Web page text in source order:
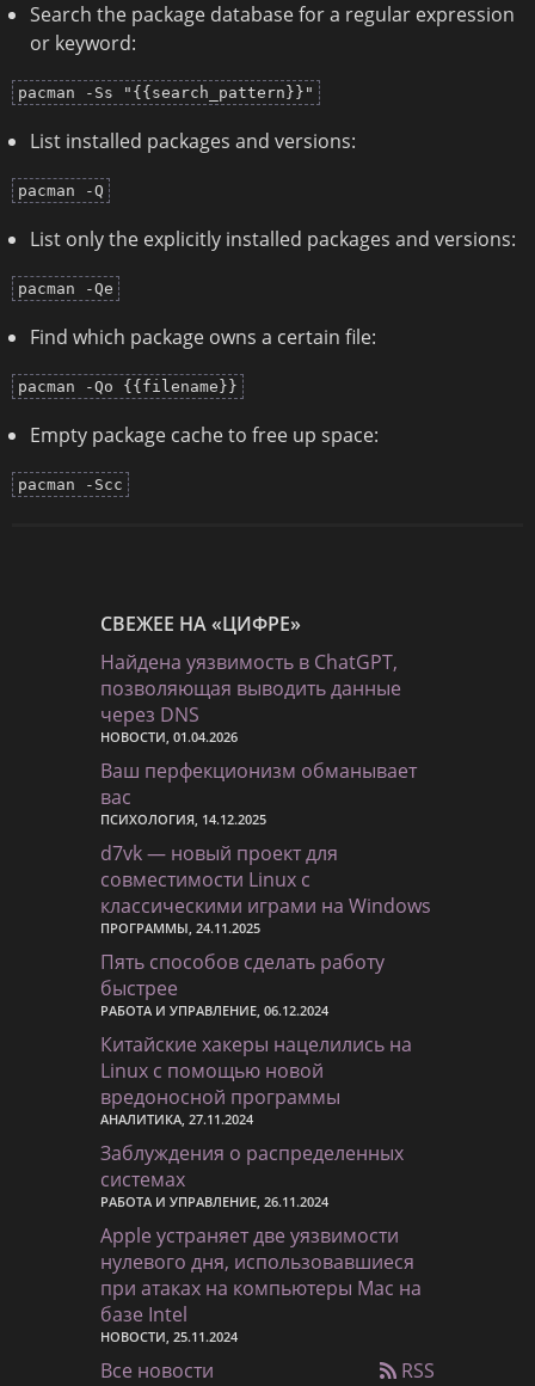
Search the package database for a regular expression
or keyword:
pacman -Ss "{{search_pattern}}"
List installed packages and versions:
pacman -Q
List only the explicitly installed packages and versions:
pacman -Qe
Find which package owns a certain file:
pacman -Qo {{filename}}
Empty package cache to free up space:
pacman -Scc
СВЕЖЕЕ НА «ЦИФРЕ»
Найдена уязвимость в ChatGPT,
позволяющая выводить данные
через DNS
НОВОСТИ, 01.04.2026
Ваш перфекционизм обманывает
вас
ПСИХОЛОГИЯ, 14.12.2025
d7vk — новый проект для
совместимости Linux с
классическими играми на Windows
ПРОГРАММЫ, 24.11.2025
Пять способов сделать работу
быстрее
РАБОТА И УПРАВЛЕНИЕ, 06.12.2024
Китайские хакеры нацелились на
Linux с помощью новой
вредоносной программы
АНАЛИТИКА, 27.11.2024
Заблуждения о распределенных
системах
РАБОТА И УПРАВЛЕНИЕ, 26.11.2024
Apple устраняет две уязвимости
нулевого дня, использовавшиеся
при атаках на компьютеры Mac на
базе Intel
НОВОСТИ, 25.11.2024
Все новости RSS